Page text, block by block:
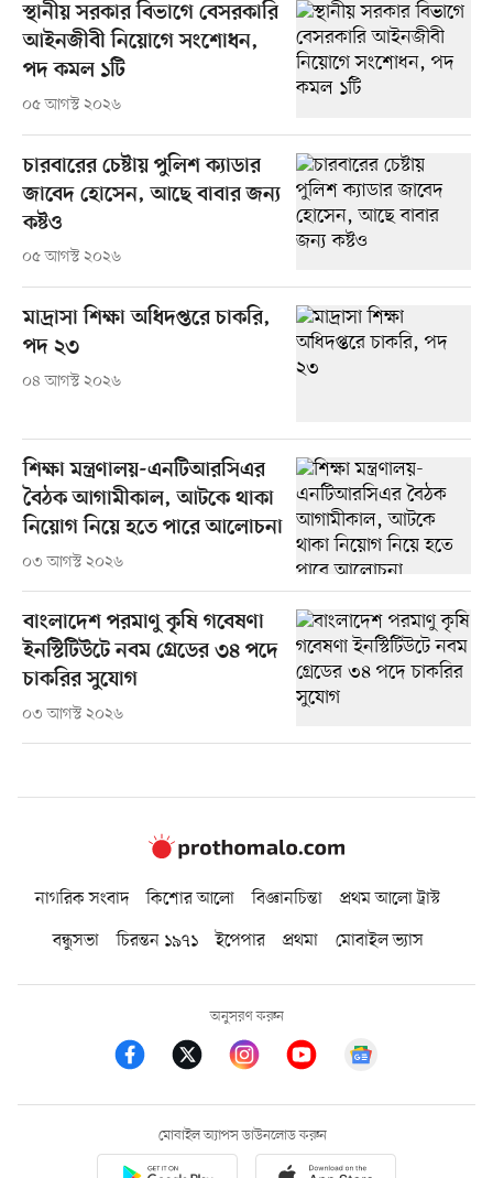
স্থানীয় সরকার বিভাগে বেসরকারি
আইনজীবী নিয়োগে সংশোধন,
পদ কমল ১টি
০৫ আগস্ট ২০২৬
চারবারের চেষ্টায় পুলিশ ক্যাডার
জাবেদ হোসেন, আছে বাবার জন্য
কষ্টও
০৫ আগস্ট ২০২৬
মাদ্রাসা শিক্ষা অধিদপ্তরে চাকরি,
পদ ২৩
০৪ আগস্ট ২০২৬
শিক্ষা মন্ত্রণালয়-এনটিআরসিএর
বৈঠক আগামীকাল, আটকে থাকা
নিয়োগ নিয়ে হতে পারে আলোচনা
০৩ আগস্ট ২০২৬
বাংলাদেশ পরমাণু কৃষি গবেষণা
ইনস্টিটিউটে নবম গ্রেডের ৩৪ পদে
চাকরির সুযোগ
০৩ আগস্ট ২০২৬
নাগরিক সংবাদ কিশোর আলো বিজ্ঞানচিন্তা
প্রথম আলো ট্রাস্ট
বন্ধুসভা
চিরন্তন ১৯৭১ ইপেপার প্রথমা মোবাইল ভ্যাস
অনুসরণ করুন
মোবাইল অ্যাপস ডাউনলোড করুন